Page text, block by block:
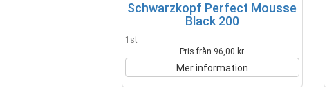
Schwarzkopf Perfect Mousse
Black 200
1st
Pris från 96,00 kr
Mer information